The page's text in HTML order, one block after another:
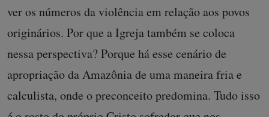
ver os números da violência em relação aos povos
originários. Por que a Igreja também se coloca
nessa perspectiva? Porque há esse cenário de
apropriação da Amazônia de uma maneira fria e
calculista, onde o preconceito predomina. Tudo isso